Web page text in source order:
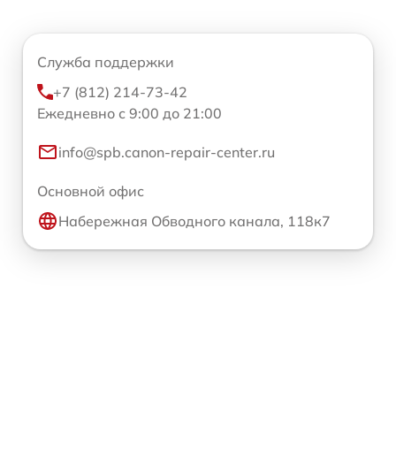
Служба поддержки
+7 (812) 214-73-42
Ежедневно с 9:00 до 21:00
info@spb.canon-repair-center.ru
Основной офис
Набережная Обводного канала, 118к7